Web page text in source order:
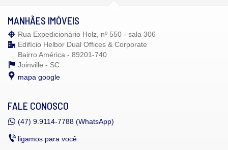
MANHÃES IMÓVEIS
Rua Expedicionário Holz, nº 550 - sala 306
Edifício Helbor Dual Offices & Corporate
Bairro América - 89201-740
Joinville - SC
mapa google
FALE CONOSCO
(47) 9.9114-7788 (WhatsApp)
ligamos para você